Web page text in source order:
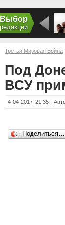
Выбор
редакции
Третья Мировая Война
Под
ВСУ
4-04-2017, 21:35
Поделиться…